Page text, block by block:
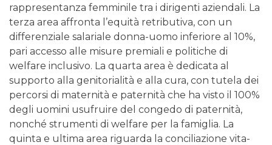
rappresentanza femminile tra i dirigenti aziendali. La
terza area affronta l’equità retributiva, con un
differenziale salariale donna-uomo inferiore al 10%,
pari accesso alle misure premiali e politiche di
welfare inclusivo. La quarta area è dedicata al
supporto alla genitorialità e alla cura, con tutela dei
percorsi di maternità e paternità che ha visto il 100%
degli uomini usufruire del congedo di paternità,
nonché strumenti di welfare per la famiglia. La
quinta e ultima area riguarda la conciliazione vita-